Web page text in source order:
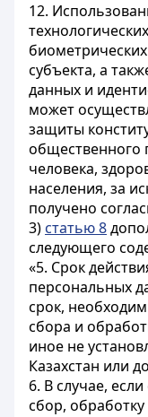
12.
субъекта, а
данных и
может
защиты
общественного
человека,
населения, за
получено
3) статью 8
следующего
«5. Срок
персональных
срок,
сбора и
иное не
Казахстан или
6. В случае,
сбор,